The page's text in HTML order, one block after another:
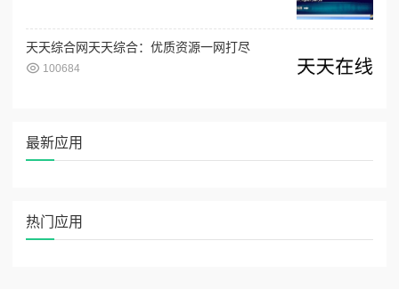
天天综合网天天综合：优质资源一网打尽
100684
最新应用
热门应用